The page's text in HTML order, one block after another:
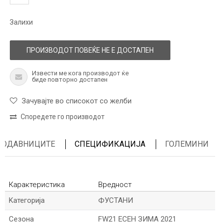
Залихи
ПРОИЗВОДОТ ПОВЕЌЕ НЕ Е ДОСТАПЕН
Извести ме кога производот ќе
биде повторно достапен
Зачувајте во списокот со желби
Споредете го производот
СПЕЦИФИКАЦИЈА ГОЛЕМИНИ
Карактеристика
Вредност
Kатегорија
ФУСТАНИ
Сезона FW21 ЕСЕН ЗИМА 2021